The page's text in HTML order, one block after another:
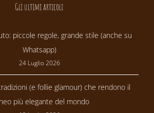
Gli ultimi articoli
piccole regole, grande stile (anche su
Whatsapp)
24 Luglio 2026
(e follie glamour) che rendono il
più elegante del mondo